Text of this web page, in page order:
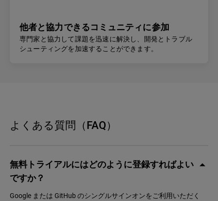
他者と協力できるコミュニティに参加
専門家と協力して課題を迅速に解決し、開発とトラブル
シューティングを加速することができます。
よくある質問（FAQ）
無料トライアルにはどのように登録すればよい
ですか？
Google または GitHub のシングルサインオンをご利用いただく